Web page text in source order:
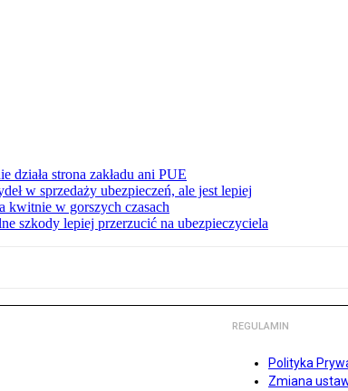
działa strona zakładu ani PUE
w sprzedaży ubezpieczeń, ale jest lepiej
kwitnie w gorszych czasach
szkody lepiej przerzucić na ubezpieczyciela
REGULAMIN
Polityka
Zmiana